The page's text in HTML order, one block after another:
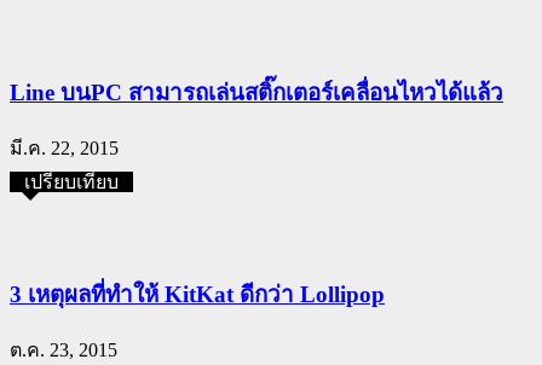
Line บนPC สามารถเล่นสติ๊กเตอร์เคลื่อนไหวได้แล้ว
มี.ค. 22, 2015
เปรียบเทียบ
3 เหตุผลที่ทำให้ KitKat ดีกว่า Lollipop
ต.ค. 23, 2015